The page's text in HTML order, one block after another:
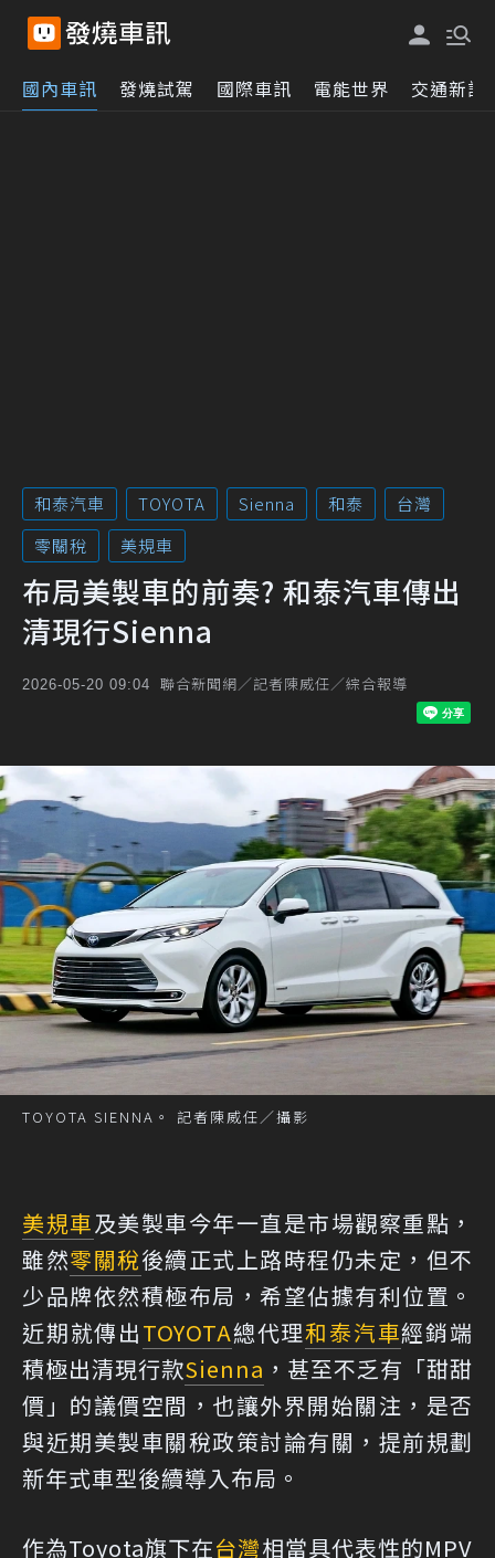
國內車訊 發燒試駕 國際車訊 電能世界 交通新訊
和泰汽車 TOYOTA Sienna 和泰
台灣
零關稅
美規車
布局美製車的前奏? 和泰汽車傳出
清現行Sienna
2026-05-20 09:04 聯合新聞網／記者陳威任／綜合報導
TOYOTA SIENNA。 記者陳威任／攝影
美規車及美製車今年一直是市場觀察重點，
雖然零關稅後續正式上路時程仍未定，但不
少品牌依然積極布局，希望佔據有利位置。
近期就傳出TOYOTA總代理和泰汽車經銷端
積極出清現行款Sienna ，甚至不乏有「甜甜
價」的議價空間，也讓外界開始關注，是否
與近期美製車關稅政策討論有關，提前規劃
新年式車型後續導入布局。
作為Toyota旗下在台灣相當具代表性的MPV